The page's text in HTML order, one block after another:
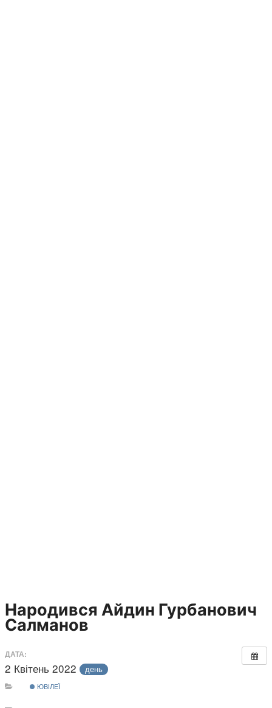
Народився Айдин Гурбанович
Салманов
ДАТА:
2 Квітень 2022 день
ЮВІЛЕЇ